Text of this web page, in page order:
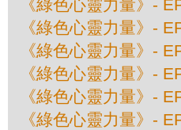
《綠色心靈力量》-
《綠色心靈力量》-
《綠色心靈力量》-
《綠色心靈力量》-
《綠色心靈力量》-
《綠色心靈力量》-